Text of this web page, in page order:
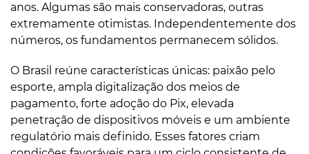
anos. Algumas são mais conservadoras, outras
extremamente otimistas. Independentemente dos
números, os fundamentos permanecem sólidos.
O Brasil reúne características únicas: paixão pelo
esporte, ampla digitalização dos meios de
pagamento, forte adoção do Pix, elevada
penetração de dispositivos móveis e um ambiente
regulatório mais definido. Esses fatores criam